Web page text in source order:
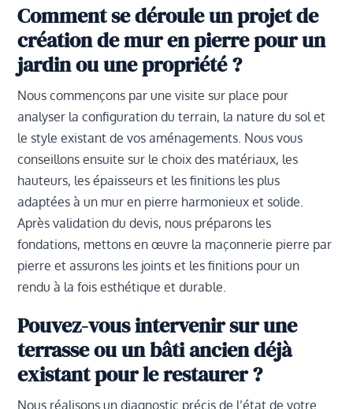
Comment se déroule un projet de
création de mur en pierre pour un
jardin ou une propriété ?
Nous commençons par une visite sur place pour
analyser la configuration du terrain, la nature du sol et
le style existant de vos aménagements. Nous vous
conseillons ensuite sur le choix des matériaux, les
hauteurs, les épaisseurs et les finitions les plus
adaptées à un mur en pierre harmonieux et solide.
Après validation du devis, nous préparons les
fondations, mettons en œuvre la maçonnerie pierre par
pierre et assurons les joints et les finitions pour un
rendu à la fois esthétique et durable.
Pouvez-vous intervenir sur une
terrasse ou un bâti ancien déjà
existant pour le restaurer ?
Nous réalisons un diagnostic précis de l’état de votre